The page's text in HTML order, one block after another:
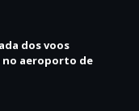
dos voos
no aeroporto de